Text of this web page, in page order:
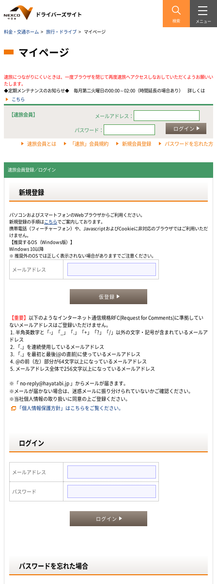
検索 メニュー
料金・交通ホーム > 旅行・ドライブ > マイページ
マイページ
速旅につながりにくいときは、一度ブラウザを閉じて再度速旅へアクセスしなおしていただくようお願いい
たします。
◆定期メンテナンスのお知らせ◆ 毎月第二火曜日の00:00～02:00（時間延長の場合あり） 詳しくは
こちら
【速旅会員】
メールアドレス：
パスワード：
ログイン
速旅会員とは 「速旅」会員規約 新規会員登録 パスワードを忘れた方
速旅会員登録／ログイン
新規登録
パソコンおよびスマートフォンのWebプラウザからご利用ください。
新規登録の手順はこちらでご案内しております。
携帯電話（フィーチャーフォン）や、JavascriptおよびCookieに非対応のブラウザではご利用いただ
けません。
【推奨するOS（Windows版）】
Windows 10以降
※ 推奨外のOSでは正しく表示されない場合がありますでご注意ください。
メールアドレス
仮登録
【重要】 以下のようなインターネット通信規格RFC(Request for Comments)に準拠してい
ないメールアドレスはご登録いただけません。
1. 半角英数字と「-」「_」「.」「+」「?」「/」以外の文字・記号が含まれているメールア
ドレス
2. 「.」を連続使用しているメールアドレス
3. 「.」を最初と最後(@の直前)に使っているメールアドレス
4. @の前（左）部分が64文字以上になっているメールアドレス
5. メールアドレス全体で256文字以上になっているメールアドレス
※「 no-reply@hayatabi.jp 」からメールが届きます。
※メールが届かない場合は、迷惑メールに振り分けられていないかご確認ください。
※当社個人情報の取り扱いに同意の上ご登録ください。
「個人情報保護方針」はこちらをご覧ください。
ログイン
メールアドレス
パスワード
ログイン
パスワードを忘れた場合